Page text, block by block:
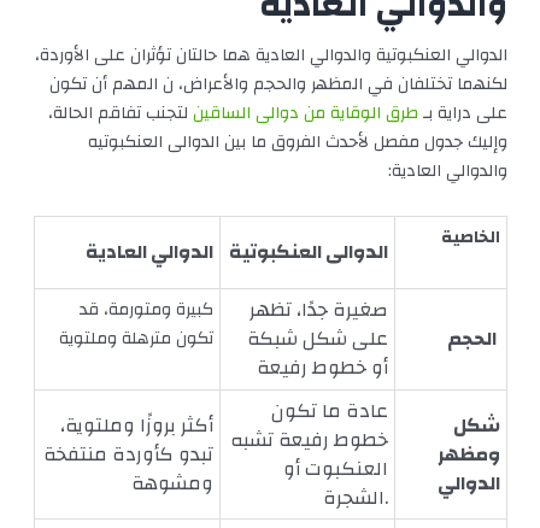
الدوالي العنكبوتية والدوالي العادية هما حالتان تؤثران على الأوردة،
لكنهما تختلفان في المظهر والحجم والأعراض، ن المهم أن تكون
على دراية بـطرق الوقاية من دوالى الساقينلتجنب تفاقم الحالة،
وإليك جدول مفصل لأحدث الفروق ما بين الدوالى العنكبوتيه
والدوالي العادية:
الدوالي العادية الدوالى العنكبوتية الخاصية
كبيرة ومتورمة، قد
تكون مترهلة وملتوية
صغيرة جدًا، تظهر
على شكل شبكة
أو خطوط رفيعة
أكثر بروزًا وملتوية،
تبدو كأوردة منتفخة
ومشوهة
عادة ما تكون
خطوط رفيعة تشبه
العنكبوت أو
الشجرة.
شكل
ومظهر
الدوالي